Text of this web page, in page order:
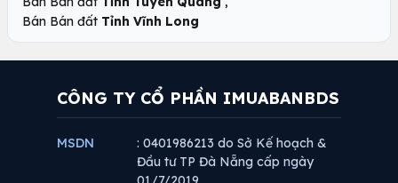
Bán Bán đất Tỉnh Vĩnh Long
CÔNG TY CỔ PHẦN IMUABANBDS
MSDN
: 0401986213 do Sở Kế hoạch &
Đầu tư TP Đà Nẵng cấp ngày